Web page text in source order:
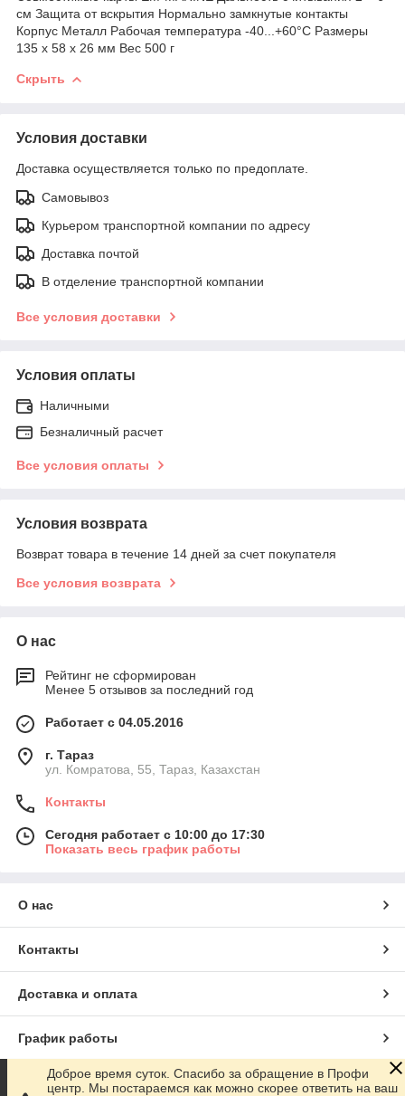
см Защита от вскрытия Нормально замкнутые контакты
Корпус Металл Рабочая температура -40...+60°С Размеры
135 х 58 х 26 мм Вес 500 г
Скрыть
Условия доставки
Доставка осуществляется только по предоплате.
Самовывоз
Курьером транспортной компании по адресу
Доставка почтой
В отделение транспортной компании
Все условия доставки
Условия оплаты
Наличными
Безналичный расчет
Все условия оплаты
Условия возврата
Возврат товара в течение 14 дней за счет покупателя
Все условия возврата
О нас
Рейтинг не сформирован
Менее 5 отзывов за последний год
Работает с 04.05.2016
г. Тараз
ул. Комратова, 55, Тараз, Казахстан
Контакты
Сегодня работает с 10:00 до 17:30
Показать весь график работы
О нас
Контакты
Доставка и оплата
График работы
Полная версия сайта
Доброе время суток. Спасибо за обращение в Профи
центр. Мы постараемся как можно скорее ответить на ваш